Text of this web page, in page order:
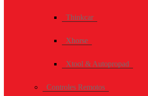
Thinkcar
Xhorse
Xtool & Autopropad
Controles Remotos